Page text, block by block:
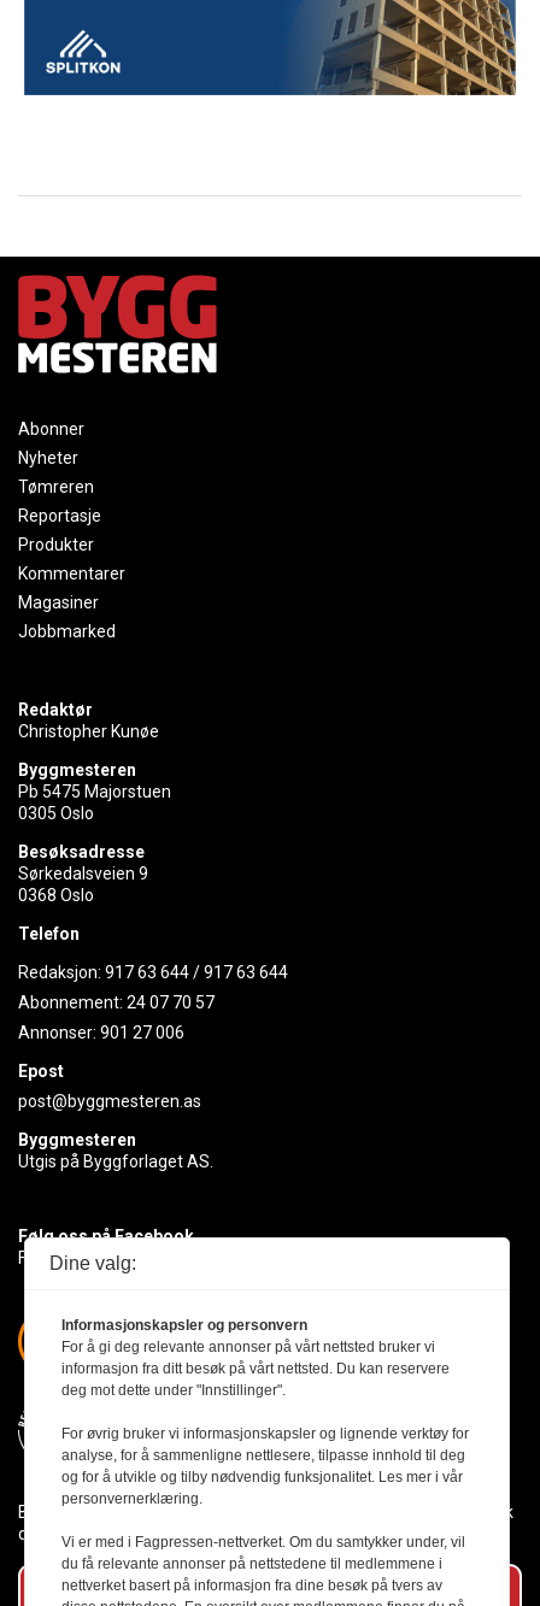
Abonner
Nyheter
Tømreren
Reportasje
Produkter
Kommentarer
Magasiner
Jobbmarked
Redaktør
Christopher Kunøe
Byggmesteren
Pb 5475 Majorstuen
0305 Oslo
Besøksadresse
Sørkedalsveien 9
0368 Oslo
Telefon
Redaksjon: 917 63 644/917 63 644
Abonnement: 24 07 70 57
Annonser: 901 27 006
Epost
post@byggmesteren.as
Byggmesteren
Utgis på Byggforlaget AS.
Følg oss på Facebook
Få med deg det siste innen byggebransjen
Byggmesteren følger Vær Varsom-plakaten og presseetikken slik
den er nedfelt i Redaktørplakaten.
Abonner på vårt nyhetsbrev
Dine valg:
Informasjonskapsler og personvern
For å gi deg relevante annonser på vårt nettsted bruker vi
informasjon fra ditt besøk på vårt nettsted. Du kan reservere
deg mot dette under "Innstillinger".
For øvrig bruker vi informasjonskapsler og lignende verktøy for
analyse, for å sammenligne nettlesere, tilpasse innhold til deg
og for å utvikle og tilby nødvendig funksjonalitet. Les mer i vår
personvernerklæring.
Vi er med i Fagpressen-nettverket. Om du samtykker under, vil
du få relevante annonser på nettstedene til medlemmene i
nettverket basert på informasjon fra dine besøk på tvers av